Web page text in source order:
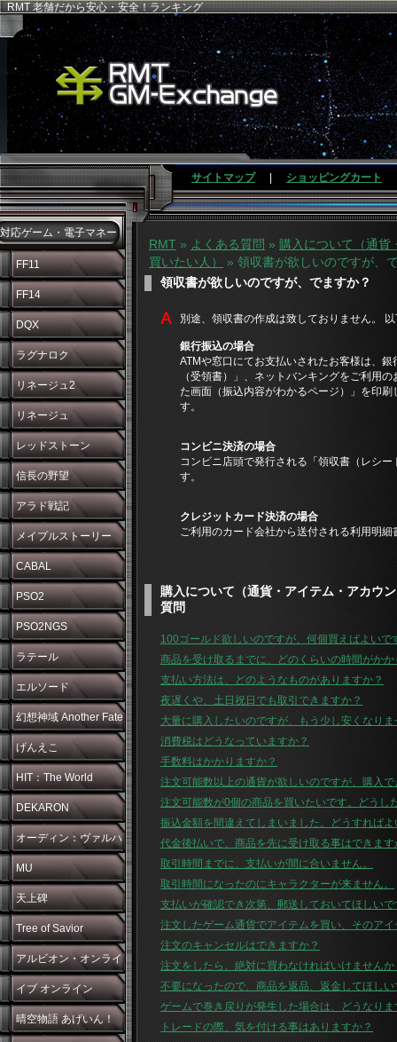
RMT 老舗だから安心・安全！ランキング
サイトマップ ショッピングカート
対応ゲーム・電子マネー
FF11
FF14
DQX
ラグナロク
リネージュ2
リネージュ
レッドストーン
信長の野望
アラド戦記
メイプルストーリー
CABAL
PSO2
PSO2NGS
ラテール
エルソード
幻想神域 Another Fate
げんえこ
HIT：The World
DEKARON
オーディン：ヴァルハ
ラ・ライジング
MU
天上碑
Tree of Savior
アルビオン・オンライ
ン
イブ オンライン
晴空物語 あげいん！
RMT»よくある質問»購入について（通貨
買いたい人）
» 領収書が欲しいのですが、
領収書が欲しいのですが、でますか？
別途、領収書の作成は致しておりません。
銀行振込の場合
ATMや窓口にてお支払いされたお客様は、
（受領書）」、ネットバンキングをご利用
た画面（振込内容がわかるページ）」を印
す。
コンビニ決済の場合
コンビニ店頭で発行される「領収書（レシ
す。
クレジットカード決済の場合
ご利用のカード会社から送付される利用明
購入について（通貨・アイテム・アカウ
質問
100ゴールド欲しいのですが、何個買えばよいで
商品を受け取るまでに、どのくらいの時間がか
支払い方法は、どのようなものがありますか？
夜遅くや、土日祝日でも取引できますか？
大量に購入したいのですが、もう少し安くなり
消費税はどうなっていますか？
手数料はかかりますか？
注文可能数以上の通貨が欲しいのですが、購入
注文可能数が0個の商品を買いたいです。どうし
振込金額を間違えてしまいました。どうすれば
代金後払いで、商品を先に受け取る事はできます
取引時間までに、支払いが間に合いません。
取引時間になったのにキャラクターが来ません。
支払いが確認でき次第、郵送しておいてほしいで
注文したゲーム通貨でアイテムを買い、そのア
注文のキャンセルはできますか？
注文をしたら、絶対に買わなければいけませんか
不要になったので、商品を返品、返金してほしい
ゲームで巻き戻りが発生した場合は、どうなりま
トレードの際、気を付ける事はありますか？